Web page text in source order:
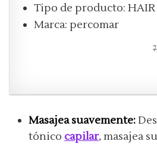
Tipo de producto: HAIR
Marca: percomar
Masajea suavemente:
tónico capilar, masajea